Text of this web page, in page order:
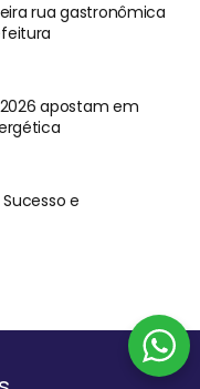
rua gastronômica
apostam em
e